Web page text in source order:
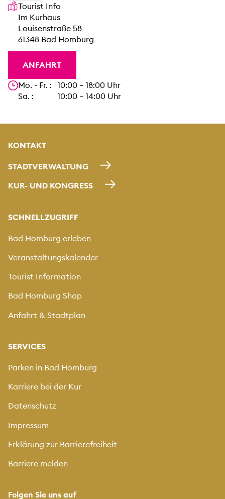
Unsere Anschrift
Tourist Info
Im Kurhaus
Louisenstraße 58
61348 Bad Homburg
ANFAHRT
Unsere Öffnungszeiten
Mo. - Fr. : 10:00 – 18:00 Uhr
Sa. : 10:00 – 14:00 Uhr
KONTAKT
STADTVERWALTUNG
KUR- UND KONGRESS
SCHNELLZUGRIFF
Bad Homburg erleben
Veranstaltungskalender
Tourist Information
Bad Homburg Shop
Anfahrt & Stadtplan
SERVICES
Parken in Bad Homburg
Karriere bei der Kur
Datenschutz
Impressum
Erklärung zur Barrierefreiheit
Barriere melden
Folgen Sie uns auf